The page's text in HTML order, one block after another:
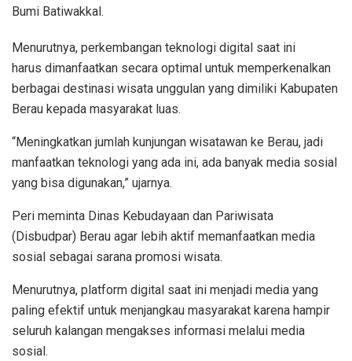
Bumi Batiwakkal.
‎Menurutnya, perkembangan teknologi digital saat ini
harus dimanfaatkan secara optimal untuk memperkenalkan
berbagai destinasi wisata unggulan yang dimiliki Kabupaten
Berau kepada masyarakat luas.
‎“Meningkatkan jumlah kunjungan wisatawan ke Berau, jadi
manfaatkan teknologi yang ada ini, ada banyak media sosial
yang bisa digunakan,” ujarnya.
‎Peri meminta Dinas Kebudayaan dan Pariwisata
(Disbudpar) Berau agar lebih aktif memanfaatkan media
sosial sebagai sarana promosi wisata.
Menurutnya, platform digital saat ini menjadi media yang
paling efektif untuk menjangkau masyarakat karena hampir
seluruh kalangan mengakses informasi melalui media
sosial.